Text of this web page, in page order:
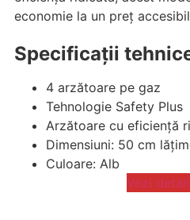
economie la un preț
Specificații
4 arzătoare pe gaz
Tehnologie Safety Plus
Arzătoare cu eficiență
Dimensiuni: 50 cm
Culoare: Alb
Vezi